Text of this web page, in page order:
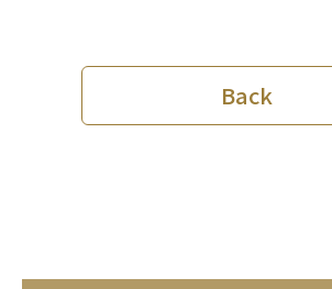
Back